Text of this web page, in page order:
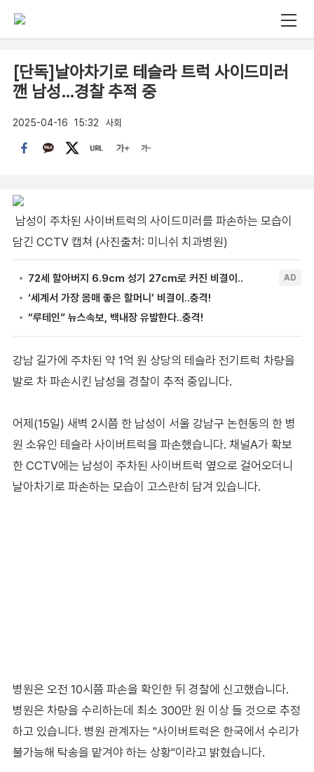
[단독]날아차기로 테슬라 트럭 사이드미러
깬 남성…경찰 추적 중
2025-04-16 15:32 사회
남성이 주차된 사이버트럭의 사이드미러를 파손하는 모습이
담긴 CCTV 캡쳐 (사진출처: 미니쉬 치과병원)
강남 길가에 주차된 약 1억 원 상당의 테슬라 전기트럭 차량을
발로 차 파손시킨 남성을 경찰이 추적 중입니다.
어제(15일) 새벽 2시쯤 한 남성이 서울 강남구 논현동의 한 병
원 소유인 테슬라 사이버트럭을 파손했습니다. 채널A가 확보
한 CCTV에는 남성이 주차된 사이버트럭 옆으로 걸어오더니
날아차기로 파손하는 모습이 고스란히 담겨 있습니다.
병원은 오전 10시쯤 파손을 확인한 뒤 경찰에 신고했습니다.
병원은 차량을 수리하는데 최소 300만 원 이상 들 것으로 추정
하고 있습니다. 병원 관계자는 "사이버트럭은 한국에서 수리가
불가능해 탁송을 맡겨야 하는 상황"이라고 밝혔습니다.